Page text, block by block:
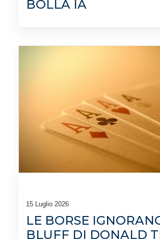
BOLLA IA
15 Luglio 2026
LE BORSE
BLUFF DI DONALD